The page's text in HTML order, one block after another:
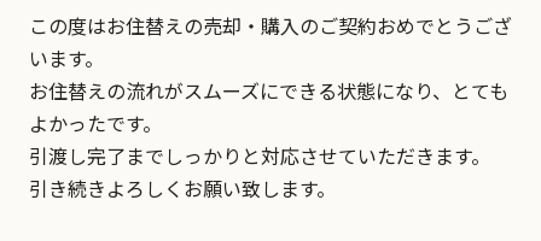
この度はお住替えの売却・購入のご契約おめでとうござ
います。
お住替えの流れがスムーズにできる状態になり、とても
よかったです。
引渡し完了までしっかりと対応させていただきます。
引き続きよろしくお願い致します。